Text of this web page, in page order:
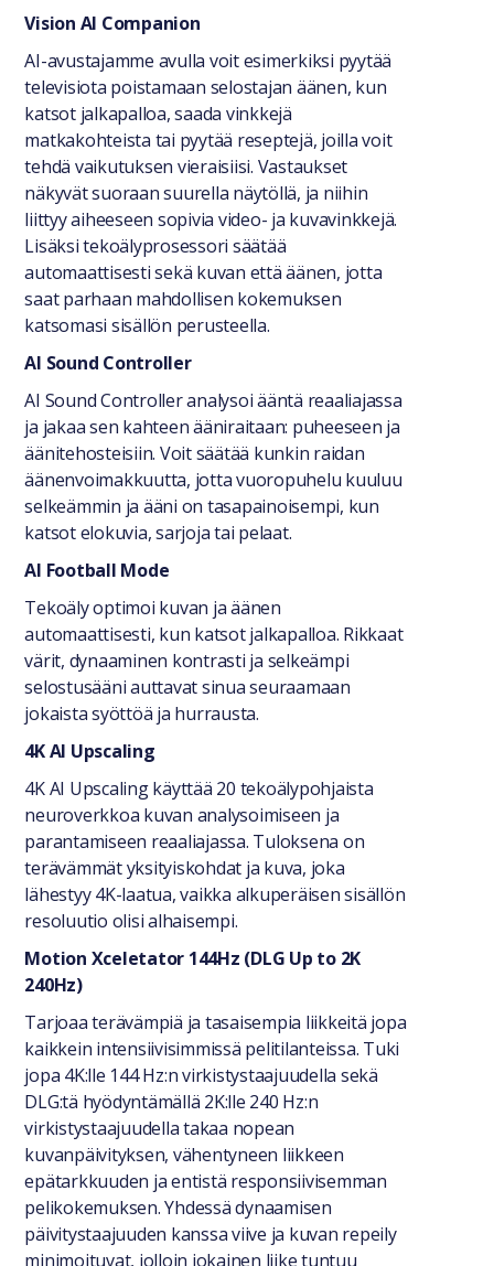
Vision AI Companion
AI-avustajamme avulla voit esimerkiksi pyytää
televisiota poistamaan selostajan äänen, kun
katsot jalkapalloa, saada vinkkejä
matkakohteista tai pyytää reseptejä, joilla voit
tehdä vaikutuksen vieraisiisi. Vastaukset
näkyvät suoraan suurella näytöllä, ja niihin
liittyy aiheeseen sopivia video- ja kuvavinkkejä.
Lisäksi tekoälyprosessori säätää
automaattisesti sekä kuvan että äänen, jotta
saat parhaan mahdollisen kokemuksen
katsomasi sisällön perusteella.
AI Sound Controller
AI Sound Controller analysoi ääntä reaaliajassa
ja jakaa sen kahteen ääniraitaan: puheeseen ja
äänitehosteisiin. Voit säätää kunkin raidan
äänenvoimakkuutta, jotta vuoropuhelu kuuluu
selkeämmin ja ääni on tasapainoisempi, kun
katsot elokuvia, sarjoja tai pelaat.
AI Football Mode
Tekoäly optimoi kuvan ja äänen
automaattisesti, kun katsot jalkapalloa. Rikkaat
värit, dynaaminen kontrasti ja selkeämpi
selostusääni auttavat sinua seuraamaan
jokaista syöttöä ja hurrausta.
4K AI Upscaling
4K AI Upscaling käyttää 20 tekoälypohjaista
neuroverkkoa kuvan analysoimiseen ja
parantamiseen reaaliajassa. Tuloksena on
terävämmät yksityiskohdat ja kuva, joka
lähestyy 4K-laatua, vaikka alkuperäisen sisällön
resoluutio olisi alhaisempi.
Motion Xceletator 144Hz (DLG Up to 2K
240Hz)
Tarjoaa terävämpiä ja tasaisempia liikkeitä jopa
kaikkein intensiivisimmissä pelitilanteissa. Tuki
jopa 4K:lle 144 Hz:n virkistystaajuudella sekä
DLG:tä hyödyntämällä 2K:lle 240 Hz:n
virkistystaajuudella takaa nopean
kuvanpäivityksen, vähentyneen liikkeen
epätarkkuuden ja entistä responsiivisemman
pelikokemuksen. Yhdessä dynaamisen
päivitystaajuuden kanssa viive ja kuvan repeily
minimoituvat, jolloin jokainen liike tuntuu